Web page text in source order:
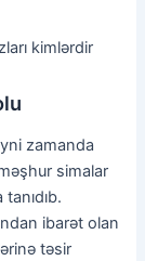
kimlərdir
zamanda
simalar
ibarət olan
təsir